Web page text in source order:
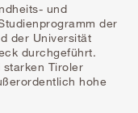
und
der
der Universität
durchgeführt.
Tiroler
hohe